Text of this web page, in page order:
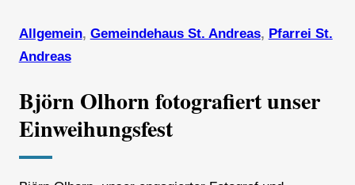
Allgemein, Gemeindehaus St. Andreas, Pfarrei St.
Andreas
Björn Olhorn fotografiert unser
Einweihungsfest